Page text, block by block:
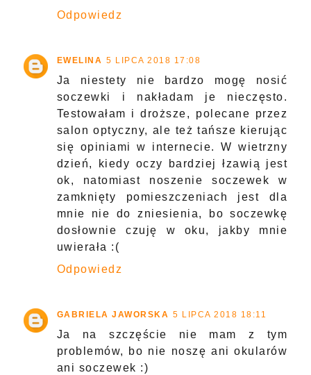
Odpowiedz
EWELINA 5 LIPCA 2018 17:08
Ja niestety nie bardzo mogę nosić
soczewki i nakładam je nieczęsto.
Testowałam i droższe, polecane przez
salon optyczny, ale też tańsze kierując
się opiniami w internecie. W wietrzny
dzień, kiedy oczy bardziej łzawią jest
ok, natomiast noszenie soczewek w
zamknięty pomieszczeniach jest dla
mnie nie do zniesienia, bo soczewkę
dosłownie czuję w oku, jakby mnie
uwierała :(
Odpowiedz
GABRIELA JAWORSKA 5 LIPCA 2018 18:11
Ja na szczęście nie mam z tym
problemów, bo nie noszę ani okularów
ani soczewek :)